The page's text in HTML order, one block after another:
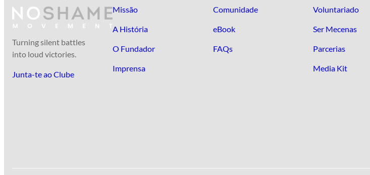
Turning silent battles
into loud victories.
Junta-te ao Clube
Missão
A História
O Fundador
Imprensa
Comunidade
eBook
FAQs
Voluntariado
Ser Mecenas
Parcerias
Media Kit